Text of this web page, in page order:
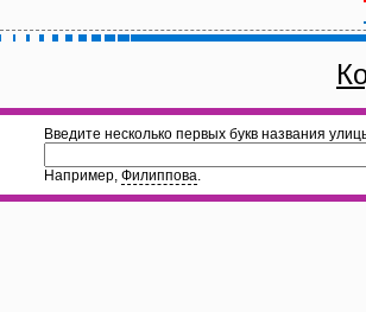
Введите несколько первых букв названия
Например, Филиппова.